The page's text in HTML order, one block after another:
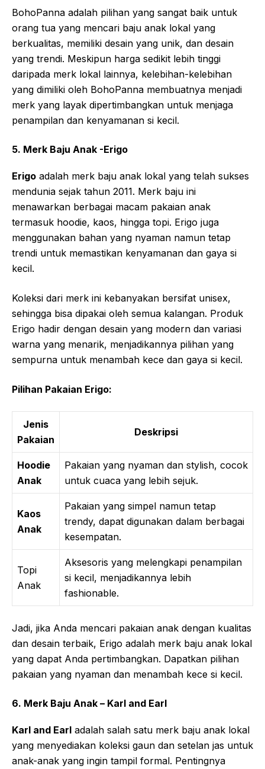
BohoPanna adalah pilihan yang sangat baik untuk
orang tua yang mencari baju anak lokal yang
berkualitas, memiliki desain yang unik, dan desain
yang trendi. Meskipun harga sedikit lebih tinggi
daripada merk lokal lainnya, kelebihan-kelebihan
yang dimiliki oleh BohoPanna membuatnya menjadi
merk yang layak dipertimbangkan untuk menjaga
penampilan dan kenyamanan si kecil.
5. Merk Baju Anak -Erigo
Erigo adalah merk baju anak lokal yang telah sukses
mendunia sejak tahun 2011. Merk baju ini
menawarkan berbagai macam pakaian anak
termasuk hoodie, kaos, hingga topi. Erigo juga
menggunakan bahan yang nyaman namun tetap
trendi untuk memastikan kenyamanan dan gaya si
kecil.
Koleksi dari merk ini kebanyakan bersifat unisex,
sehingga bisa dipakai oleh semua kalangan. Produk
Erigo hadir dengan desain yang modern dan variasi
warna yang menarik, menjadikannya pilihan yang
sempurna untuk menambah kece dan gaya si kecil.
Pilihan Pakaian Erigo:
Jenis
Pakaian
Deskripsi
Hoodie
Anak
Pakaian yang nyaman dan stylish, cocok
untuk cuaca yang lebih sejuk.
Kaos
Anak
Pakaian yang simpel namun tetap
trendy, dapat digunakan dalam berbagai
kesempatan.
Topi
Anak
Aksesoris yang melengkapi penampilan
si kecil, menjadikannya lebih
fashionable.
Jadi, jika Anda mencari pakaian anak dengan kualitas
dan desain terbaik, Erigo adalah merk baju anak lokal
yang dapat Anda pertimbangkan. Dapatkan pilihan
pakaian yang nyaman dan menambah kece si kecil.
6. Merk Baju Anak – Karl and Earl
Karl and Earl adalah salah satu merk baju anak lokal
yang menyediakan koleksi gaun dan setelan jas untuk
anak-anak yang ingin tampil formal. Pentingnya